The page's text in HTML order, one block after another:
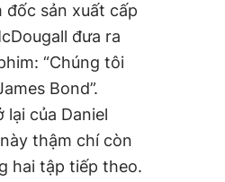
đốc sản xuất cấp
đưa ra
“Chúng tôi
Bond”.
của Daniel
thậm chí còn
hai tập tiếp theo.